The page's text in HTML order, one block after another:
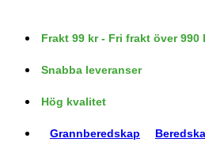
contentFrakt 99 kr - Fri frakt över 990
Snabba leveranser
Hög kvalitet
Grannberedskap